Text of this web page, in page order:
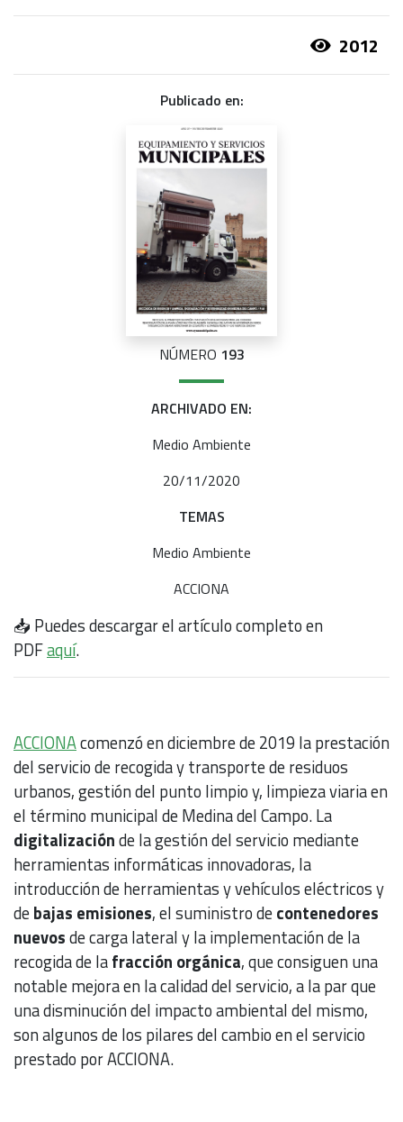
2012
Publicado en:
NÚMERO 193
ARCHIVADO EN:
Medio Ambiente
20/11/2020
TEMAS
Medio Ambiente
ACCIONA
📥 Puedes descargar el artículo completo en
PDFaquí.
ACCIONAcomenzó en diciembre de 2019 la prestación
del servicio de recogida y transporte de residuos
urbanos, gestión del punto limpio y, limpieza viaria en
el término municipal de Medina del Campo. La
digitalizaciónde la gestión del servicio mediante
herramientas informáticas innovadoras, la
introducción de herramientas y vehículos eléctricos y
debajas emisiones, el suministro decontenedores
nuevosde carga lateral y la implementación de la
recogida de lafracción orgánica, que consiguen una
notable mejora en la calidad del servicio, a la par que
una disminución del impacto ambiental del mismo,
son algunos de los pilares del cambio en el servicio
prestado por ACCIONA.